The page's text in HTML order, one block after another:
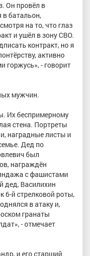
Он провёл в
в батальон,
на то, что глаз
и ушёл в зону СВО.
контракт, но я
активно
горжусь», - говорит
мужчин.
Их беспримерному
стена. Портреты
наградные листы и
Дед по
был
награждён
с фашистами
дед, Василихин
6-й стрелковой роты,
в атаку и,
гранаты
- отмечает
и его старший